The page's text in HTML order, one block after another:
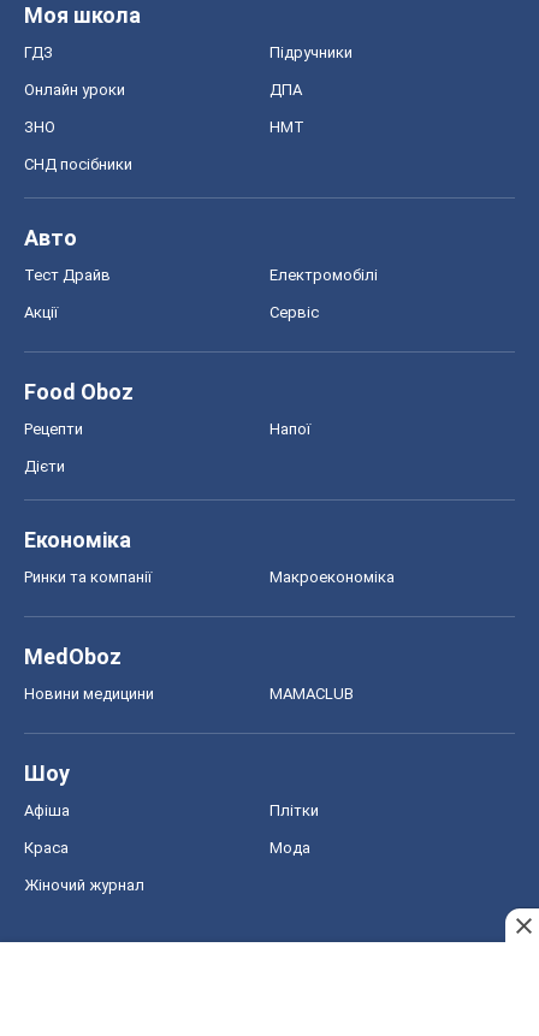
Моя школа
ГДЗ Підручники
Онлайн уроки ДПА
ЗНО НМТ
СНД посібники
Авто
Тест Драйв Електромобілі
Акції Сервіс
Food Oboz
Рецепти Напої
Дієти
Економіка
Ринки та компанії Макроекономіка
MedOboz
Новини медицини MAMACLUB
Шоу
Афіша Плітки
Краса Мода
Жіночий журнал